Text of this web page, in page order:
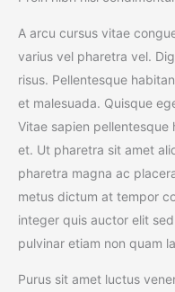
A arcu cursus vitae
varius vel pharetra vel.
risus. Pellentesque
et malesuada. Quisque
Vitae sapien
et. Ut pharetra sit amet
pharetra magna ac
metus dictum at tempor
integer quis auctor elit
pulvinar etiam non quam
Purus sit amet luctus